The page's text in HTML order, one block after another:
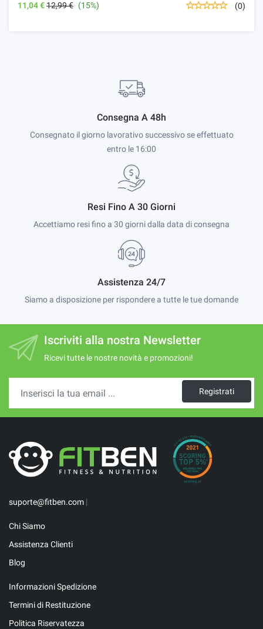
11,04 €12,99 € (15%) (0)
Consegna A 48h
Consegnato il giorno lavorativo successivo se effettuato
entro le 16:00
Resi Fino A 30 Giorni
Accettiamo resi fino a 30 giorni dalla data di consegna
Assistenza 24/7
Siamo a disposizione per rispondere a tutte le tue domande
Iscriviti alla nostra Newsletter
Ricevi tutte le nostre novità e promozioni!
Registrati
suporte@fitben.com |
Chi Siamo
Assistenza Clienti
Blog
Informazioni Spedizione
Termini di Restituzione
Politica Riservatezza